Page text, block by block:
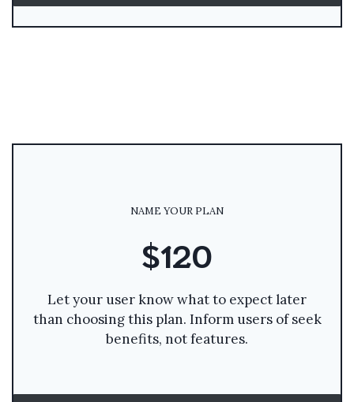
NAME YOUR PLAN
$120
Let your user know what to expect later
than choosing this plan. Inform users of seek
benefits, not features.